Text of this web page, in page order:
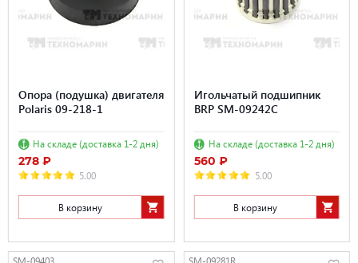
Опора (подушка) двигателя
Polaris 09-218-1
На складе (доставка 1-2 дня)
278 ₽
5.00
В корзину
Игольчатый подшипник
BRP SM-09242C
На складе (доставка 1-2 дня)
560 ₽
5.00
В корзину